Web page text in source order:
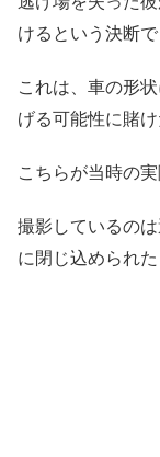
けるという決断で
これは、車の形
げる可能性に賭け
こちらが当時の
撮影しているの
に閉じ込められた